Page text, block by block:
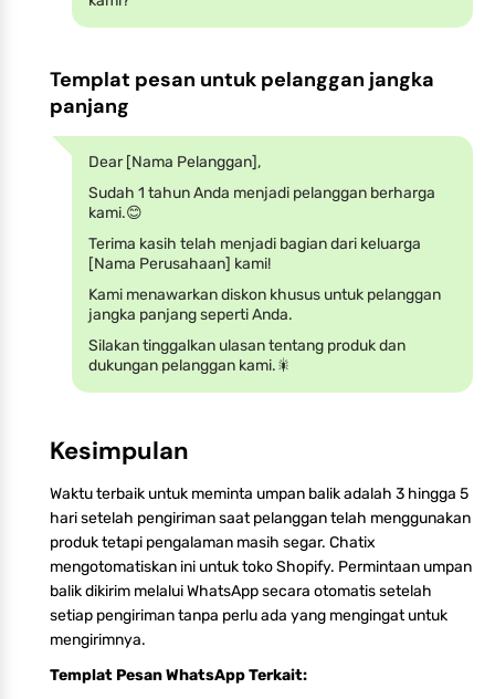
Templat pesan untuk pelanggan jangka
panjang
Dear [Nama Pelanggan],
Sudah 1 tahun Anda menjadi pelanggan berharga
kami.😊
Terima kasih telah menjadi bagian dari keluarga
[Nama Perusahaan] kami!
Kami menawarkan diskon khusus untuk pelanggan
jangka panjang seperti Anda.
Silakan tinggalkan ulasan tentang produk dan
dukungan pelanggan kami.🎇
Kesimpulan
Waktu terbaik untuk meminta umpan balik adalah 3 hingga 5
hari setelah pengiriman saat pelanggan telah menggunakan
produk tetapi pengalaman masih segar. Chatix
mengotomatiskan ini untuk toko Shopify. Permintaan umpan
balik dikirim melalui WhatsApp secara otomatis setelah
setiap pengiriman tanpa perlu ada yang mengingat untuk
mengirimnya.
Templat Pesan WhatsApp Terkait: